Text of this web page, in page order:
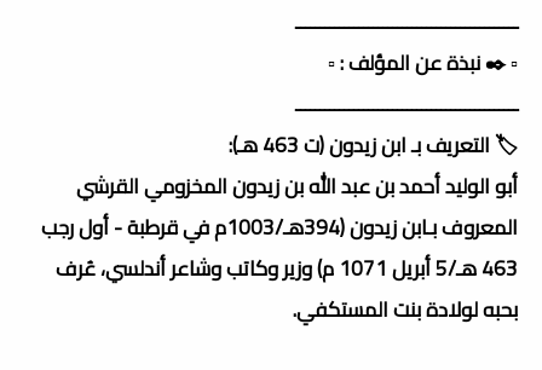
ــــــــــــــــــــــــــــــــــــــــــــــ
▫️ ✒️ نبذة عن المؤلف : ▫️
ــــــــــــــــــــــــــــــــــــــــــــــ
🏷️ التعريف بـ ابن زيدون (ت 463 هـ):
أبو الوليد أحمد بن عبد الله بن زيدون المخزومي القرشي
المعروف بـابن زيدون (394هـ/1003م في قرطبة - أول رجب
463 هـ/5 أبريل 1071 م) وزير وكاتب وشاعر أندلسي، عُرف
بحبه لولادة بنت المستكفي.